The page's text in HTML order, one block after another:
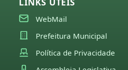
WebMail
Prefeitura Municipal
Política de Privacidade